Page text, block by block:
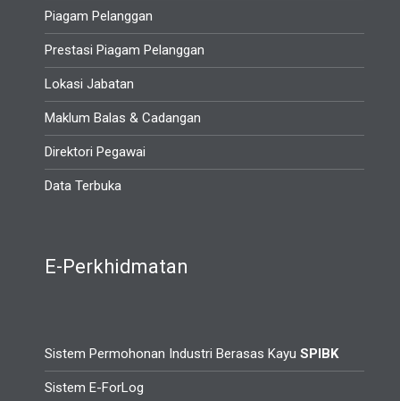
Piagam Pelanggan
Prestasi Piagam Pelanggan
Lokasi Jabatan
Maklum Balas & Cadangan
Direktori Pegawai
Data Terbuka
E-Perkhidmatan
Sistem Permohonan Industri Berasas Kayu SPIBK
Sistem E-ForLog